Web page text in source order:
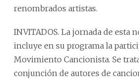
renombrados artistas.
INVITADOS. La jornada de esta
incluye en su programa la
Movimiento Cancionista. Se
conjunción de autores de